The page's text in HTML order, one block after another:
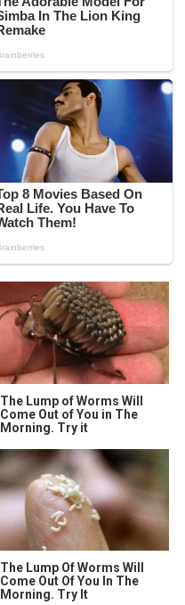
The Lump of Worms Will
Come Out of You in The
Morning. Try it
The Lump Of Worms Will
Come Out Of You In The
Morning. Try It